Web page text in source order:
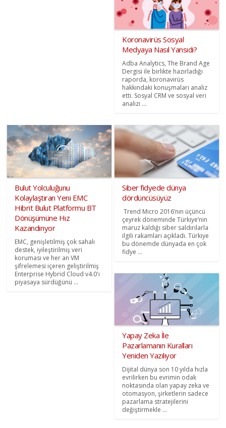
Koronavirüs Sosyal
Medyaya Nasıl Yansıdı?
Adba Analytics, The Brand Age
Dergisi ile birlikte hazırladığı
raporda, koronavirüs
hakkındaki konuşmaları analiz
etti. Sosyal CRM ve sosyal veri
analizi ...
Bulut Yolculuğunu
Kolaylaştıran Yeni EMC
Hibrit Bulut Platformu BT
Dönüşümüne Hız
Kazandırıyor
EMC, genişletilmiş çok sahalı
destek, iyileştirilmiş veri
koruması ve her an VM
şifrelemesi içeren geliştirilmiş
Enterprise Hybrid Cloud v4.0'ı
piyasaya sürdüğünü ...
Siber fidyede dünya
dördüncüsüyüz
Trend Micro 2016’nın üçüncü
çeyrek döneminde Türkiye’nin
maruz kaldığı siber saldırılarla
ilgili rakamları açıkladı. Türkiye
bu dönemde dünyada en çok
fidye ...
Yapay Zeka İle
Pazarlamanın Kuralları
Yeniden Yazılıyor
Dijital dünya son 10 yılda hızla
evrilirken bu evrimin odak
noktasında olan yapay zeka ve
otomasyon, şirketlerin sadece
pazarlama stratejilerini
değiştirmekle ...